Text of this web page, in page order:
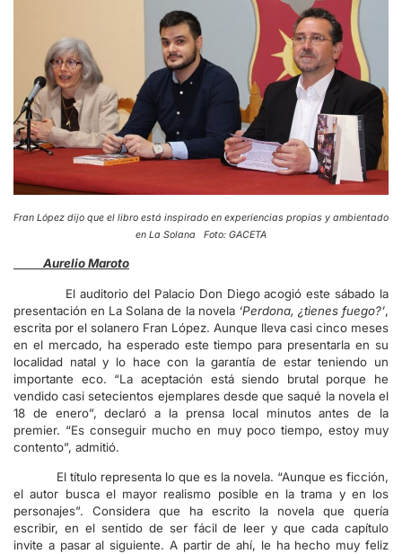
Fran López dijo que el libro está inspirado en experiencias propias y ambientado
en La Solana Foto: GACETA
Aurelio Maroto
El auditorio del Palacio Don Diego acogió este sábado la
presentación en La Solana de la novela ‘Perdona, ¿tienes fuego?’,
escrita por el solanero Fran López. Aunque lleva casi cinco meses
en el mercado, ha esperado este tiempo para presentarla en su
localidad natal y lo hace con la garantía de estar teniendo un
importante eco. “La aceptación está siendo brutal porque he
vendido casi setecientos ejemplares desde que saqué la novela el
18 de enero”, declaró a la prensa local minutos antes de la
premier. “Es conseguir mucho en muy poco tiempo, estoy muy
contento”, admitió.
El título representa lo que es la novela. “Aunque es ficción,
el autor busca el mayor realismo posible en la trama y en los
personajes”. Considera que ha escrito la novela que quería
escribir, en el sentido de ser fácil de leer y que cada capítulo
invite a pasar al siguiente. A partir de ahí, le ha hecho muy feliz